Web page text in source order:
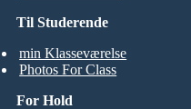
Til Studerende
min Klasseværelse
Photos For Class
For Hold